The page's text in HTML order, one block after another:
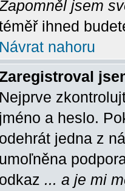
jsem
ihned
Návrat nahoru
Nejprve
jméno a heslo.
odehrát jedna z
umoľněna
odkaz ... a je mi